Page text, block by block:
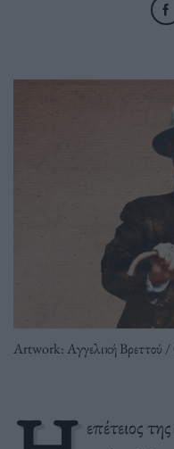
Artwork: Αγγελική Βρεττού
επέτειος